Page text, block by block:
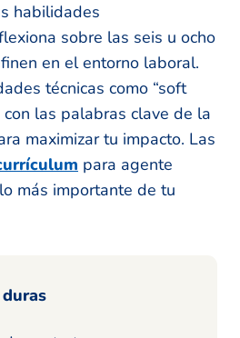
habilidades
sobre las seis u ocho
en el entorno laboral.
técnicas como “soft
las palabras clave de la
maximizar tu impacto. Las
para agente
más importante de tu